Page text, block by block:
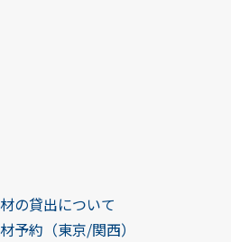
の貸出について
予約（東京/関西）